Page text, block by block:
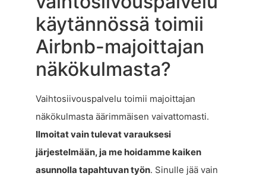
käytännössä toimii
Airbnb-majoittajan
näkökulmasta?
Vaihtosiivouspalvelu toimii majoittajan
näkökulmasta äärimmäisen vaivattomasti.
Ilmoitat vain tulevat varauksesi
järjestelmään, ja me hoidamme kaiken
asunnolla tapahtuvan työn. Sinulle jää vain